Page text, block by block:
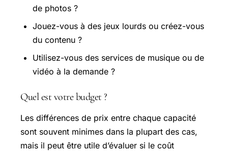
de photos ?
Jouez-vous à des jeux lourds ou créez-vous
du contenu ?
Utilisez-vous des services de musique ou de
vidéo à la demande ?
Quel est votre budget ?
Les différences de prix entre chaque capacité
sont souvent minimes dans la plupart des cas,
mais il peut être utile d’évaluer si le coût